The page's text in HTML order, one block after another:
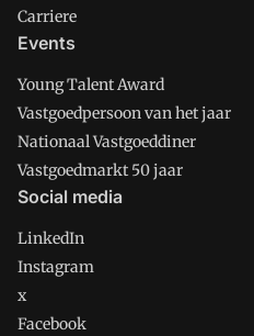
Carriere
Events
Young Talent Award
Vastgoedpersoon van het jaar
Nationaal Vastgoeddiner
Vastgoedmarkt 50 jaar
Social media
LinkedIn
Instagram
x
Facebook